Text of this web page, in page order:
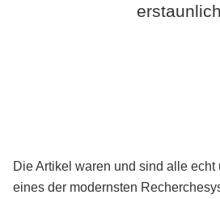
Die Artikel waren und sind alle
eines der modernsten